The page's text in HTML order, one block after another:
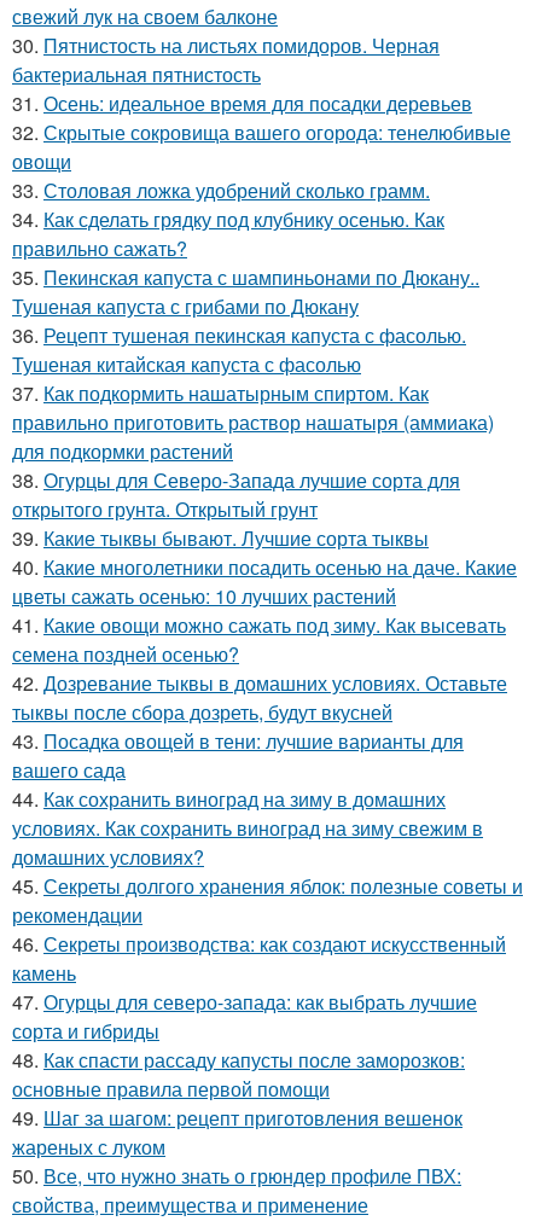
свежий лук на своем балконе
30. Пятнистость на листьях помидоров. Черная
бактериальная пятнистость
31. Осень: идеальное время для посадки деревьев
32. Скрытые сокровища вашего огорода: тенелюбивые
овощи
33. Столовая ложка удобрений сколько грамм.
34. Как сделать грядку под клубнику осенью. Как
правильно сажать?
35. Пекинская капуста с шампиньонами по Дюкану..
Тушеная капуста с грибами по Дюкану
36. Рецепт тушеная пекинская капуста с фасолью.
Тушеная китайская капуста с фасолью
37. Как подкормить нашатырным спиртом. Как
правильно приготовить раствор нашатыря (аммиака)
для подкормки растений
38. Огурцы для Северо-Запада лучшие сорта для
открытого грунта. Открытый грунт
39. Какие тыквы бывают. Лучшие сорта тыквы
40. Какие многолетники посадить осенью на даче. Какие
цветы сажать осенью: 10 лучших растений
41. Какие овощи можно сажать под зиму. Как высевать
семена поздней осенью?
42. Дозревание тыквы в домашних условиях. Оставьте
тыквы после сбора дозреть, будут вкусней
43. Посадка овощей в тени: лучшие варианты для
вашего сада
44. Как сохранить виноград на зиму в домашних
условиях. Как сохранить виноград на зиму свежим в
домашних условиях?
45. Секреты долгого хранения яблок: полезные советы и
рекомендации
46. Секреты производства: как создают искусственный
камень
47. Огурцы для северо-запада: как выбрать лучшие
сорта и гибриды
48. Как спасти рассаду капусты после заморозков:
основные правила первой помощи
49. Шаг за шагом: рецепт приготовления вешенок
жареных с луком
50. Все, что нужно знать о грюндер профиле ПВХ:
свойства, преимущества и применение